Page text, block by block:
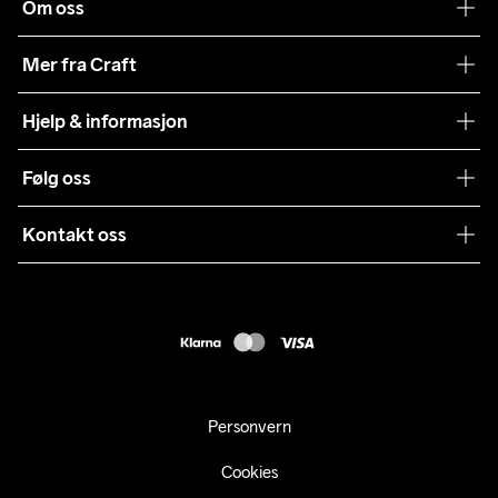
Om oss
Mer fra Craft
Teamwear
Bærekraft
Samarbeid
Hjelp & informasjon
Vilkår & Betingelser
Returer
Følg oss
Kontakt oss
Personvern
Cookies